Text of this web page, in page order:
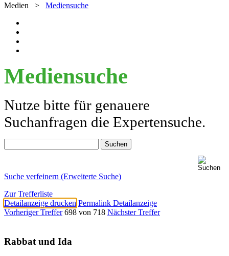
Medien > Mediensuche
Mediensuche
Nutze bitte für genauere
Suchanfragen die Expertensuche.
Suche verfeinern (Erweiterte Suche)
Zur Trefferliste
Detailanzeige drucken Permalink Detailanzeige
Vorheriger Treffer 698 von 718 Nächster Treffer
Rabbat und Ida